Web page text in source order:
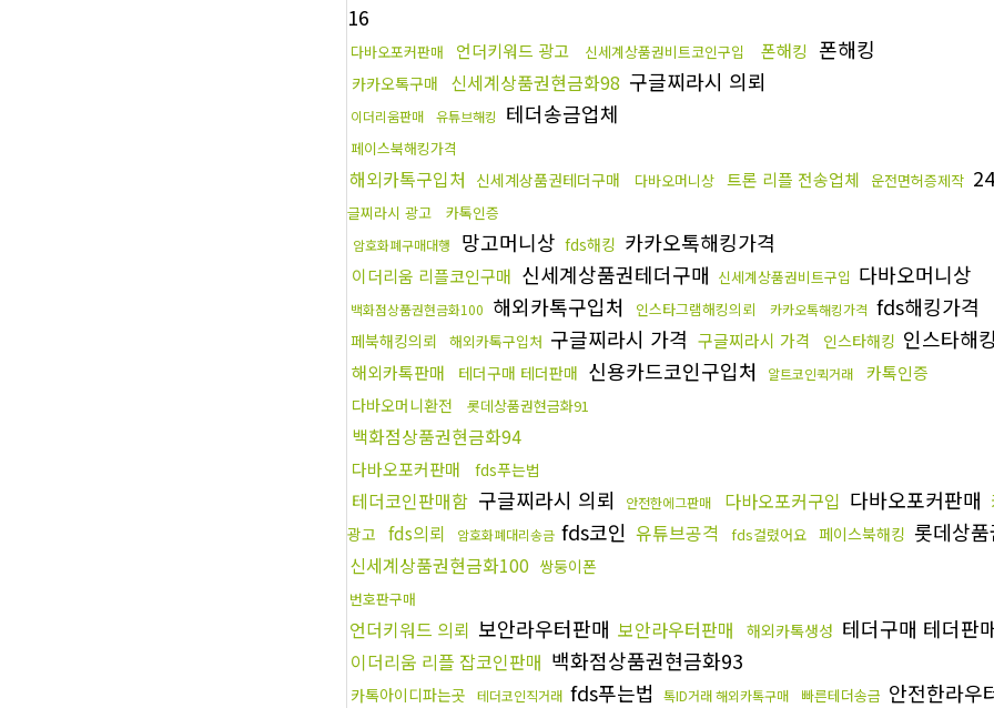
16
다바오포커판매 언더키워드 광고 신세계상품권비트코인구입 폰해킹 폰해킹
카카오톡구매 신세계상품권현금화98 구글찌라시 의뢰
이더리움판매 유튜브해킹 테더송금업체
페이스북해킹가격
해외카톡구입처 신세계상품권테더구매 다바오머니상 트론 리플 전송업체 운전면허증제작
글찌라시 광고
카톡인증
암호화폐구매대행 망고머니상 fds해킹 카카오톡해킹가격
이더리움 리플코인구매 신세계상품권테더구매 신세계상품권비트구입 다바오머니상
백화점상품권현금화100 해외카톡구입처 인스타그램해킹의뢰 카카오톡해킹가격 fds해킹가격
페북해킹의뢰 해외카톡구입처 구글찌라시 가격 구글찌라시 가격 인스타해킹 인스타해킹
해외카톡판매 테더구매 테더판매 신용카드코인구입처 알트코인퀵거래 카톡인증
다바오머니환전 롯데상품권현금화91
백화점상품권현금화94
다바오포커판매 fds푸는법
테더코인판매함 구글찌라시 의뢰 안전한에그판매 다바오포커구입 다바오포커판매
광고 fds의뢰 암호화폐대리송금 fds코인 유튜브공격 fds걸렸어요 페이스북해킹 롯데상
신세계상품권현금화100 쌍둥이폰
번호판구매
언더키워드 의뢰 보안라우터판매 보안라우터판매 해외카톡생성 테더구매 테더판
이더리움 리플 잡코인판매 백화점상품권현금화93
카톡아이디파는곳 테더코인직거래 fds푸는법 톡ID거래 해외카톡구매 빠른테더송금 안전한라우